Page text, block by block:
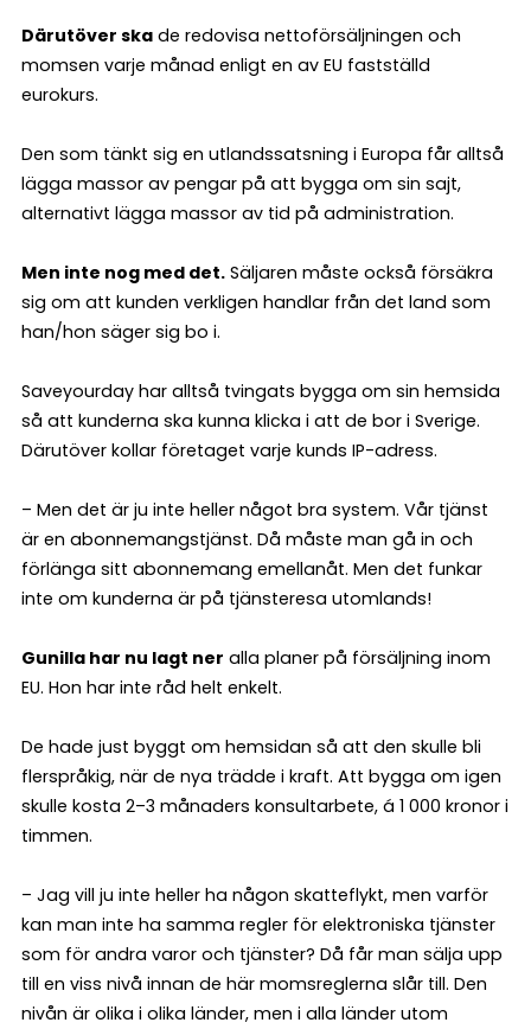
Därutöver ska de redovisa nettoförsäljningen och
momsen varje månad enligt en av EU fastställd
eurokurs.
Den som tänkt sig en utlandssatsning i Europa får alltså
lägga massor av pengar på att bygga om sin sajt,
alternativt lägga massor av tid på administration.
Men inte nog med det. Säljaren måste också försäkra
sig om att kunden verkligen handlar från det land som
han/hon säger sig bo i.
Saveyourday har alltså tvingats bygga om sin hemsida
så att kunderna ska kunna klicka i att de bor i Sverige.
Därutöver kollar företaget varje kunds IP-adress.
– Men det är ju inte heller något bra system. Vår tjänst
är en abonnemangstjänst. Då måste man gå in och
förlänga sitt abonnemang emellanåt. Men det funkar
inte om kunderna är på tjänsteresa utomlands!
Gunilla har nu lagt ner alla planer på försäljning inom
EU. Hon har inte råd helt enkelt.
De hade just byggt om hemsidan så att den skulle bli
flerspråkig, när de nya trädde i kraft. Att bygga om igen
skulle kosta 2–3 månaders konsultarbete, á 1 000 kronor i
timmen.
– Jag vill ju inte heller ha någon skatteflykt, men varför
kan man inte ha samma regler för elektroniska tjänster
som för andra varor och tjänster? Då får man sälja upp
till en viss nivå innan de här momsreglerna slår till. Den
nivån är olika i olika länder, men i alla länder utom